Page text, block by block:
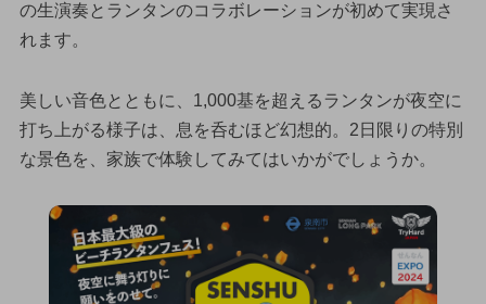
の生演奏とランタンのコラボレーションが初めて実現さ
れます。
美しい音色とともに、1,000基を超えるランタンが夜空に
打ち上がる様子は、息を呑むほど幻想的。2日限りの特別
な景色を、家族で体験してみてはいかがでしょうか。